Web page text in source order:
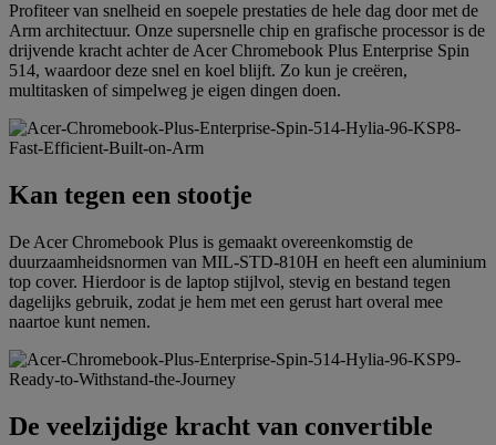
Profiteer van snelheid en soepele prestaties de hele dag door met de
Arm architectuur. Onze supersnelle chip en grafische processor is de
drijvende kracht achter de Acer Chromebook Plus Enterprise Spin
514, waardoor deze snel en koel blijft. Zo kun je creëren,
multitasken of simpelweg je eigen dingen doen.
Kan tegen een stootje
De Acer Chromebook Plus is gemaakt overeenkomstig de
duurzaamheidsnormen van MIL-STD-810H en heeft een aluminium
top cover. Hierdoor is de laptop stijlvol, stevig en bestand tegen
dagelijks gebruik, zodat je hem met een gerust hart overal mee
naartoe kunt nemen.
De veelzijdige kracht van convertible